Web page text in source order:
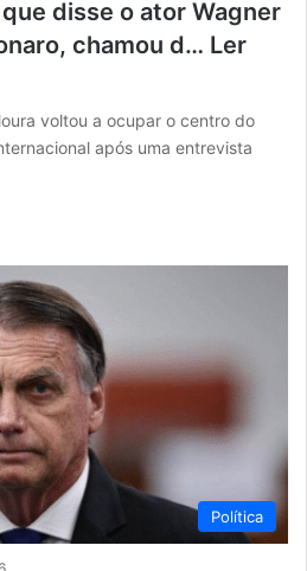
disse o ator Wagner
chamou d… Ler
voltou a ocupar o centro do
após uma entrevista
Política